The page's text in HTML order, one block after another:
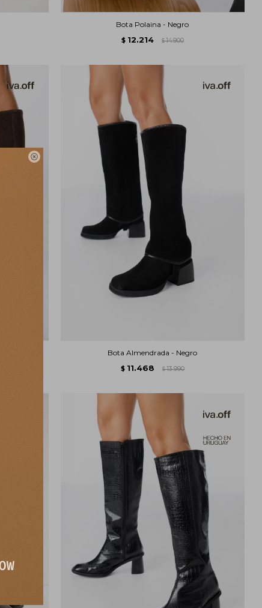

Bota Polaina - Negro
$ 12.214 $ 14.900
Bota Almendrada - Negro
$ 11.468 $ 13.990